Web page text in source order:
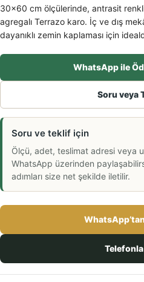
30×60 cm ölçülerinde, antrasit
agregalı Terrazo karo. İç ve dış
dayanıklı zemin kaplaması için
WhatsApp ile
Soru veya
Soru ve teklif için
Ölçü, adet, teslimat adresi veya
WhatsApp üzerinden
adımları size net şekilde iletilir.